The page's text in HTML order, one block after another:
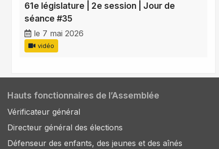
61e législature | 2e session | Jour de
séance #35
le 7 mai 2026
vidéo
Hauts fonctionnaires de l’Assemblée
Vérificateur général
Directeur général des élections
Défenseur des enfants, des jeunes et des aînés